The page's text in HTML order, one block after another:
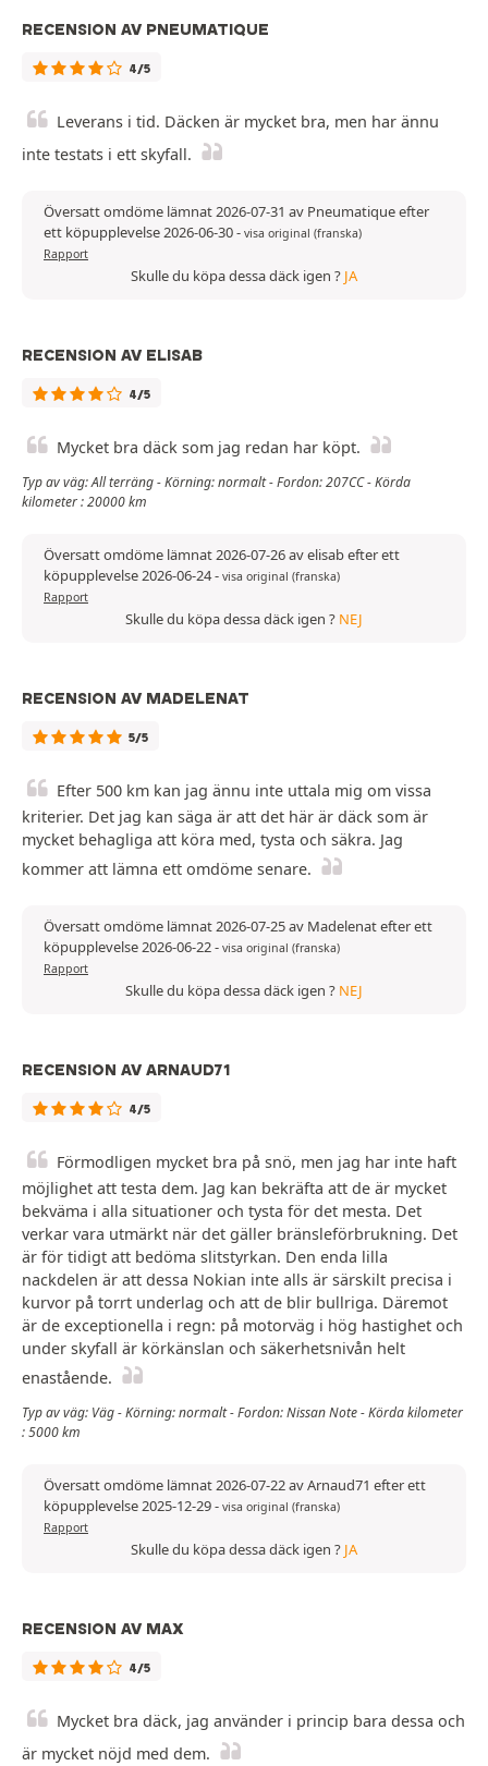
RECENSION AV PNEUMATIQUE
4/5
Leverans i tid. Däcken är mycket bra, men har ännu
inte testats i ett skyfall.
Översatt omdöme lämnat 2026-07-31 av Pneumatique efter
ett köpupplevelse 2026-06-30- visa original (franska)
Rapport
Skulle du köpa dessa däck igen ? JA
RECENSION AV ELISAB
4/5
Mycket bra däck som jag redan har köpt.
Typ av väg: All terräng - Körning: normalt - Fordon: 207CC - Körda
kilometer : 20000 km
Översatt omdöme lämnat 2026-07-26 av elisab efter ett
köpupplevelse 2026-06-24- visa original (franska)
Rapport
Skulle du köpa dessa däck igen ? NEJ
RECENSION AV MADELENAT
5/5
Efter 500 km kan jag ännu inte uttala mig om vissa
kriterier. Det jag kan säga är att det här är däck som är
mycket behagliga att köra med, tysta och säkra. Jag
kommer att lämna ett omdöme senare.
Översatt omdöme lämnat 2026-07-25 av Madelenat efter ett
köpupplevelse 2026-06-22- visa original (franska)
Rapport
Skulle du köpa dessa däck igen ? NEJ
RECENSION AV ARNAUD71
4/5
Förmodligen mycket bra på snö, men jag har inte haft
möjlighet att testa dem. Jag kan bekräfta att de är mycket
bekväma i alla situationer och tysta för det mesta. Det
verkar vara utmärkt när det gäller bränsleförbrukning. Det
är för tidigt att bedöma slitstyrkan. Den enda lilla
nackdelen är att dessa Nokian inte alls är särskilt precisa i
kurvor på torrt underlag och att de blir bullriga. Däremot
är de exceptionella i regn: på motorväg i hög hastighet och
under skyfall är körkänslan och säkerhetsnivån helt
enastående.
Typ av väg: Väg - Körning: normalt - Fordon: Nissan Note - Körda kilometer
: 5000 km
Översatt omdöme lämnat 2026-07-22 av Arnaud71 efter ett
köpupplevelse 2025-12-29- visa original (franska)
Rapport
Skulle du köpa dessa däck igen ? JA
RECENSION AV MAX
4/5
Mycket bra däck, jag använder i princip bara dessa och
är mycket nöjd med dem.